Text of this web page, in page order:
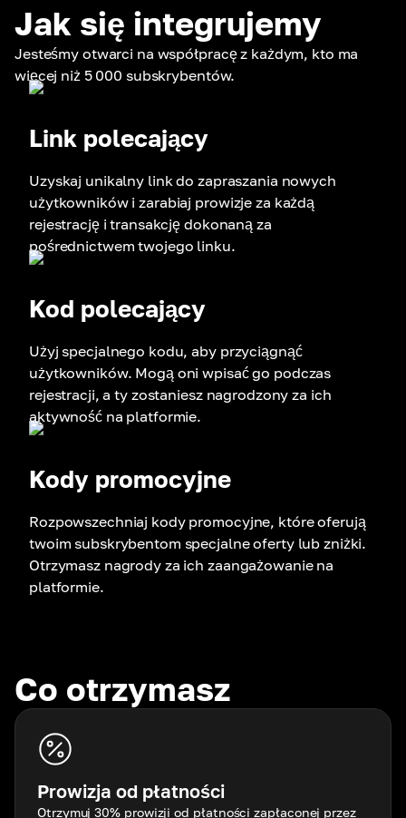
Jak się integrujemy
Jesteśmy otwarci na współpracę z każdym, kto ma
więcej niż 5 000 subskrybentów.
Link polecający
Uzyskaj unikalny link do zapraszania nowych
użytkowników i zarabiaj prowizje za każdą
rejestrację i transakcję dokonaną za
pośrednictwem twojego linku.
Kod polecający
Użyj specjalnego kodu, aby przyciągnąć
użytkowników. Mogą oni wpisać go podczas
rejestracji, a ty zostaniesz nagrodzony za ich
aktywność na platformie.
Kody promocyjne
Rozpowszechniaj kody promocyjne, które oferują
twoim subskrybentom specjalne oferty lub zniżki.
Otrzymasz nagrody za ich zaangażowanie na
platformie.
Co otrzymasz
Prowizja od płatności
Otrzymuj 30% prowizji od płatności zapłaconej przez